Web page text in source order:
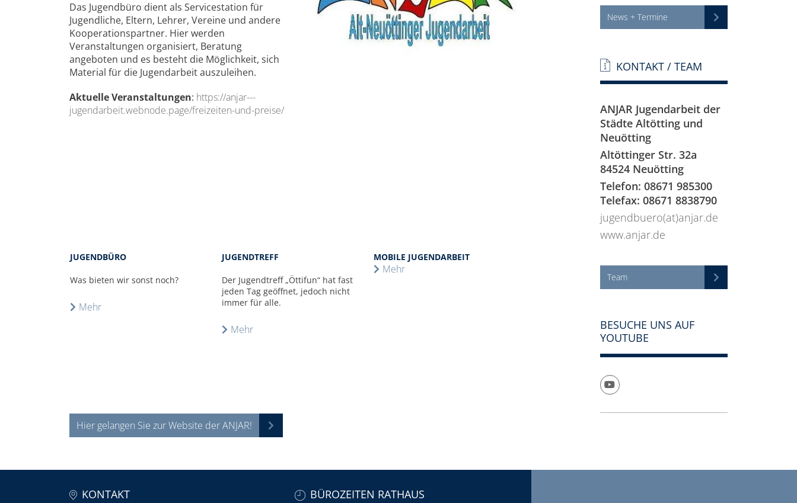
Das Jugendbüro dient als Servicestation für
Jugendliche, Eltern, Lehrer, Vereine und andere
Kooperationspartner. Hier werden
Veranstaltungen organisiert, Beratung
angeboten und es besteht die Möglichkeit, sich
Material für die Jugendarbeit auszuleihen.
Aktuelle Veranstaltungen: https://anjar---
jugendarbeit.webnode.page/freizeiten-und-preise/
JUGENDBÜRO
Was bieten wir sonst noch?
Mehr
JUGENDTREFF
Der Jugendtreff „Öttifun“ hat fast
jeden Tag geöffnet, jedoch nicht
immer für alle.
Mehr
MOBILE JUGENDARBEIT
Mehr
Hier gelangen Sie zur Website der ANJAR!
News + Termine
KONTAKT / TEAM
ANJAR Jugendarbeit der
Städte Altötting und
Neuötting
Altöttinger Str. 32a
84524 Neuötting
Telefon: 08671 985300
Telefax: 08671 8838790
jugendbuero(at)anjar.de
www.anjar.de
Team
BESUCHE UNS AUF
YOUTUBE
KONTAKT BÜROZEITEN RATHAUS